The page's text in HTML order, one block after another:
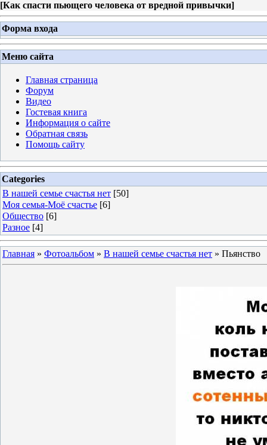
[Как спасти пьющего человека от вредной привычки]
Форма входа
Меню сайта
Главная страница
Форум
Видео
Гостевая книга
Информация о сайте
Обратная связь
Помощь сайту
Categories
В нашей семье счастья нет [50]
Моя семья-Моё счастье [6]
Общество [6]
Разное [4]
Главная » Фотоальбом » В нашей семье счастья нет » Пьянство